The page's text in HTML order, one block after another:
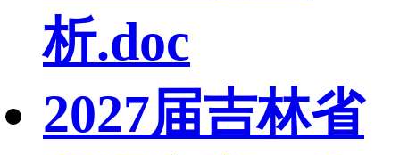
析.doc
2027届吉林省